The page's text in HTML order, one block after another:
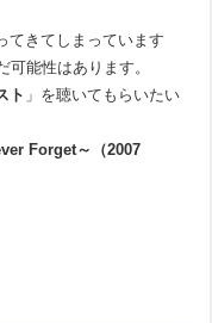
てきてしまっています
能性はあります。
ト 」を聴いてもらいたい
Forget～（2007